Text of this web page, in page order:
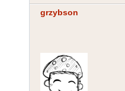
grzybson